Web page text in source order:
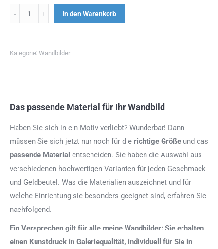
Menge In den Warenkorb
Kategorie: Wandbilder
Das passende Material für Ihr Wandbild
Haben Sie sich in ein Motiv verliebt? Wunderbar! Dann
müssen Sie sich jetzt nur noch für die richtige Größe und das
passende Material entscheiden. Sie haben die Auswahl aus
verschiedenen hochwertigen Varianten für jeden Geschmack
und Geldbeutel. Was die Materialien auszeichnet und für
welche Einrichtung sie besonders geeignet sind, erfahren Sie
nachfolgend.
Ein Versprechen gilt für alle meine Wandbilder: Sie erhalten
einen Kunstdruck in Galeriequalität, individuell für Sie in